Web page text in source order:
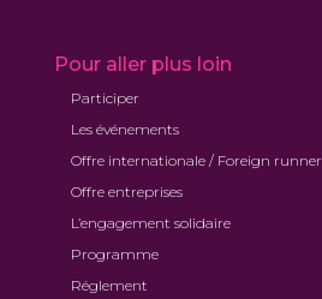
Pour aller plus loin
Participer
Les événements
Offre internationale / Foreign runner
Offre entreprises
L’engagement solidaire
Programme
Réglement